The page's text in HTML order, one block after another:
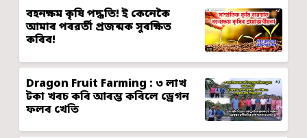
বহনক্ষম কৃষি পদ্ধতি! ই কেনেকৈ
আমাৰ পৰৱৰ্তী প্ৰজন্মক সুৰক্ষিত
কৰিব!
Dragon Fruit Farming : ৩ লাখ
টকা খৰচ কৰি আৰম্ভ কৰিলে ড্ৰেগন
ফলৰ খেতি